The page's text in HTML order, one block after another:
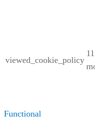
viewed_cookie_policy
11
Functional